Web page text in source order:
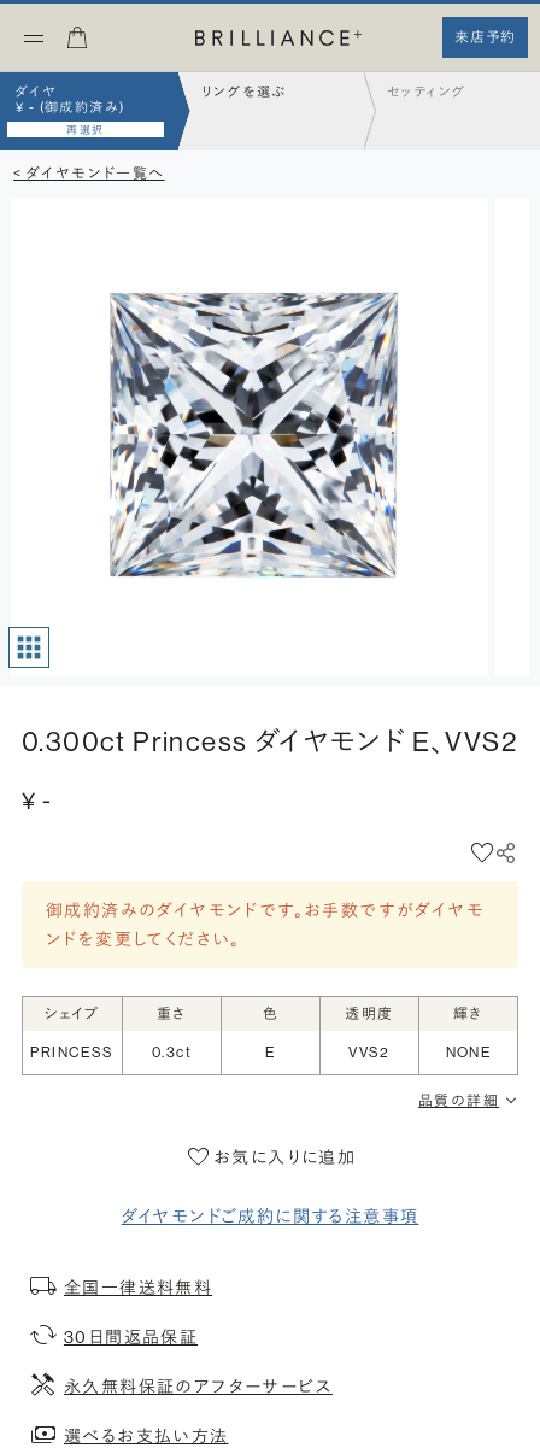
来店予約
ダイヤ
¥ - (御成約済み)
再選択
リングを選ぶ セッティング
< ダイヤモンド一覧へ
0.300ct Princess ダイヤモンド E、VVS2
¥ -
御成約済みのダイヤモンドです。お手数ですがダイヤモ
ンドを変更してください。
シェイプ 重さ 色 透明度 輝き
PRINCESS 0.3ct E VVS2 NONE
品質の詳細
お気に入りに追加
ダイヤモンドご成約に関する注意事項
全国一律送料無料
30日間返品保証
永久無料保証のアフターサービス
選べるお支払い方法